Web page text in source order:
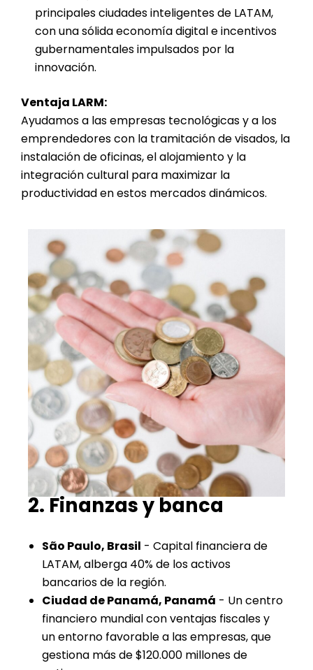
principales ciudades inteligentes de LATAM,
con una sólida economía digital e incentivos
gubernamentales impulsados por la
innovación.
Ventaja LARM:
Ayudamos a las empresas tecnológicas y a los
emprendedores con la tramitación de visados, la
instalación de oficinas, el alojamiento y la
integración cultural para maximizar la
productividad en estos mercados dinámicos.
2. Finanzas y banca
São Paulo, Brasil - Capital financiera de
LATAM, alberga 40% de los activos
bancarios de la región.
Ciudad de Panamá, Panamá - Un centro
financiero mundial con ventajas fiscales y
un entorno favorable a las empresas, que
gestiona más de $120.000 millones de